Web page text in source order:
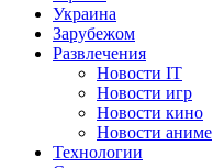
Украина
Зарубежом
Развлечения
Новости IT
Новости игр
Новости кино
Новости аниме
Технологии